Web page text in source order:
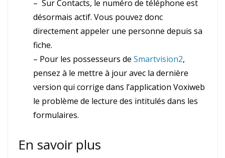
– Sur Contacts, le numéro de téléphone est
désormais actif. Vous pouvez donc
directement appeler une personne depuis sa
fiche.
– Pour les possesseurs de Smartvision2,
pensez à le mettre à jour avec la dernière
version qui corrige dans l’application Voxiweb
le problème de lecture des intitulés dans les
formulaires.
En savoir plus